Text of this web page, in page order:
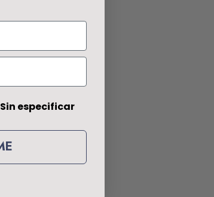
Sin especificar